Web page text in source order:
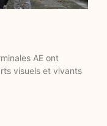
AE ont
visuels et vivants